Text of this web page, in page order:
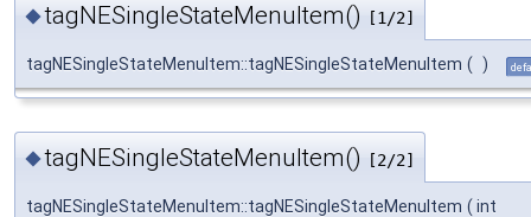
◆tagNESingleStateMenuItem() [1/2]
tagNESingleStateMenuItem::tagNESingleStateMenuItem ( )
◆tagNESingleStateMenuItem() [2/2]
tagNESingleStateMenuItem::tagNESingleStateMenuItem ( int